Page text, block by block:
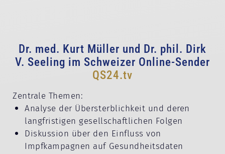
Dr. med. Kurt Müller und Dr. phil. Dirk
V. Seeling im Schweizer Online-Sender
QS24.tv
Zentrale Themen:
Analyse der Übersterblichkeit und deren
langfristigen gesellschaftlichen Folgen
Diskussion über den Einfluss von
Impfkampagnen auf Gesundheitsdaten